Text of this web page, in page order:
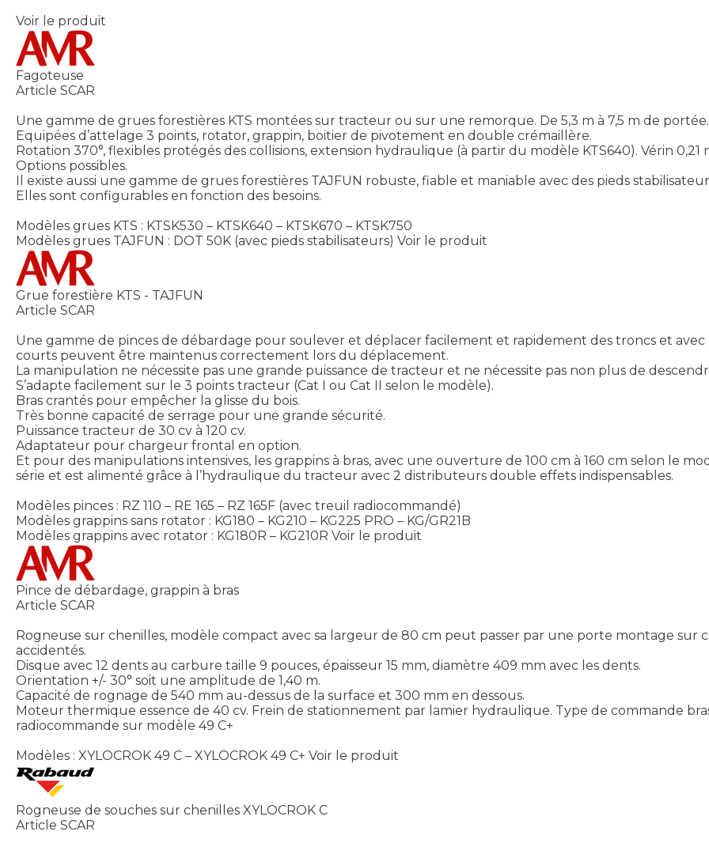
Voir le produit
Fagoteuse
Article SCAR
Une gamme de grues forestières KTS montées sur tracteur ou sur une remorque. De 5,3 m à 7,5 m de portée.
Equipées d’attelage 3 points, rotator, grappin, boitier de pivotement en double crémaillère.
Rotation 370°, flexibles protégés des collisions, extension hydraulique (à partir du modèle KTS640). Vérin 0,21
Options possibles.
Il existe aussi une gamme de grues forestières TAJFUN robuste, fiable et maniable avec des pieds
Elles sont configurables en fonction des besoins.
Modèles grues KTS : KTSK530 – KTSK640 – KTSK670 – KTSK750
Modèles grues TAJFUN : DOT 50K (avec pieds stabilisateurs) Voir le produit
Grue forestière KTS - TAJFUN
Article SCAR
Une gamme de pinces de débardage pour soulever et déplacer facilement et rapidement des troncs et
courts peuvent être maintenus correctement lors du déplacement.
La manipulation ne nécessite pas une grande puissance de tracteur et ne nécessite pas non plus de
S’adapte facilement sur le 3 points tracteur (Cat I ou Cat II selon le modèle).
Bras crantés pour empêcher la glisse du bois.
Très bonne capacité de serrage pour une grande sécurité.
Puissance tracteur de 30 cv à 120 cv.
Adaptateur pour chargeur frontal en option.
Et pour des manipulations intensives, les grappins à bras, avec une ouverture de 100 cm à 160 cm selon le
série et est alimenté grâce à l’hydraulique du tracteur avec 2 distributeurs double effets indispensables.
Modèles pinces : RZ 110 – RE 165 – RZ 165F (avec treuil radiocommandé)
Modèles grappins sans rotator : KG180 – KG210 – KG225 PRO – KG/GR21B
Modèles grappins avec rotator : KG180R – KG210R Voir le produit
Pince de débardage, grappin à bras
Article SCAR
Rogneuse sur chenilles, modèle compact avec sa largeur de 80 cm peut passer par une porte montage sur
accidentés.
Disque avec 12 dents au carbure taille 9 pouces, épaisseur 15 mm, diamètre 409 mm avec les dents.
Orientation +/- 30° soit une amplitude de 1,40 m.
Capacité de rognage de 540 mm au-dessus de la surface et 300 mm en dessous.
Moteur thermique essence de 40 cv. Frein de stationnement par lamier hydraulique. Type de commande
radiocommande sur modèle 49 C+
Modèles : XYLOCROK 49 C – XYLOCROK 49 C+ Voir le produit
Rogneuse de souches sur chenilles XYLOCROK C
Article SCAR